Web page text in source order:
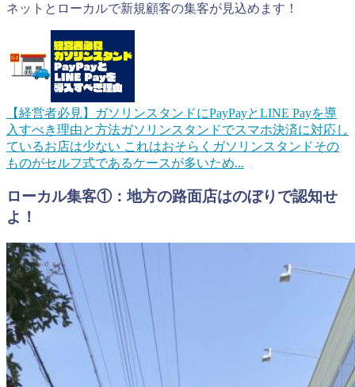
ネットとローカルで新規顧客の集客が見込めます！
【経営者必見】ガソリンスタンドにPayPayとLINE Payを導
入すべき理由と方法ガソリンスタンドでスマホ決済に対応し
ているお店は少ない これはおそらくガソリンスタンドその
ものがセルフ式であるケースが多いため...
ローカル集客①：地方の路面店はのぼりで認知せ
よ！